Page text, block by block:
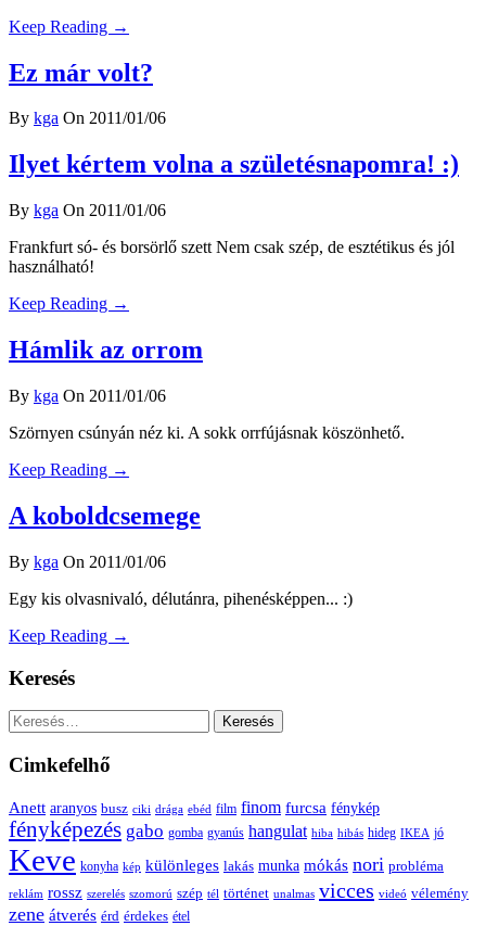
Keep Reading →
Ez már volt?
By kga On 2011/01/06
Ilyet kértem volna a születésnapomra! :)
By kga On 2011/01/06
Frankfurt só- és borsörlő szett Nem csak szép, de esztétikus és jól
használható!
Keep Reading →
Hámlik az orrom
By kga On 2011/01/06
Szörnyen csúnyán néz ki. A sokk orrfújásnak köszönhető.
Keep Reading →
A koboldcsemege
By kga On 2011/01/06
Egy kis olvasnivaló, délutánra, pihenésképpen... :)
Keep Reading →
Keresés
Keresés:
Cimkefelhő
Anett aranyos busz ciki drága ebéd film finom furcsa fénykép
fényképezés gabo gomba gyanús hangulat hiba hibás hideg IKEA jó
Keve konyha kép különleges lakás munka mókás nori probléma
reklám rossz szerelés szomorú szép tél történet unalmas vicces videó vélemény
zene átverés érd érdekes étel